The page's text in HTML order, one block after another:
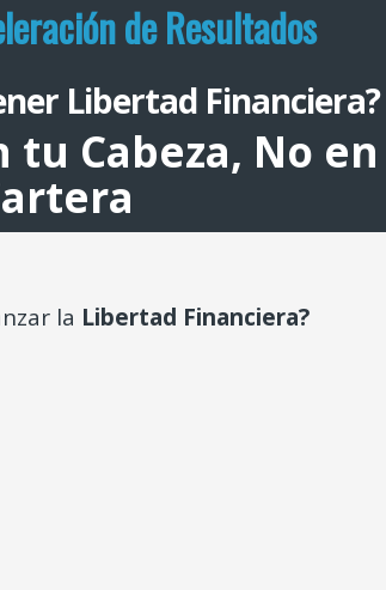
de Resultados
Libertad Financiera?
tu Cabeza, No en
la Libertad Financiera?